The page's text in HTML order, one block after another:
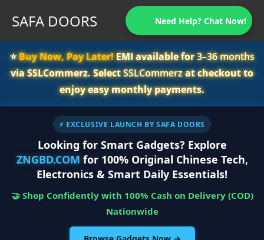
SAFA DOORS Need Help? Chat Now!
⭐️Buy Now, Pay Later!EMI available for3–36 months
via SSLCommerz. SelectSSLCommerzat checkout to
enjoy easy monthly payments.
⚡ EXCLUSIVE LAUNCH BY SAFA DOORS
Looking for Smart Gadgets? Explore
ZNGBD.COM for 100% Original Chinese Tech,
Electronics & Smart Daily Essentials!
🤝 Shop Confidently with 100% Cash on Delivery (COD)
Nationwide